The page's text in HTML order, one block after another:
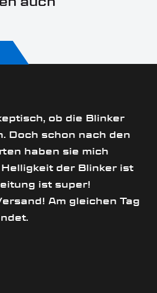
ob die Blinker
Doch schon nach den
haben sie mich
der Blinker ist
ist super!
Am gleichen Tag